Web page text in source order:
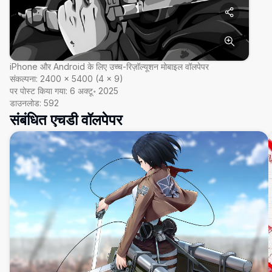
iPhone और Android के लिए उच्च-रिज़ॉल्यूशन मोबाइल वॉलपेपर
संकल्पना: 2400 × 5400 (4 × 9)
पर पोस्ट किया गया: 6 अक्टू॰ 2025
डाउनलोड: 592
संबंधित एचडी वॉलपेपर